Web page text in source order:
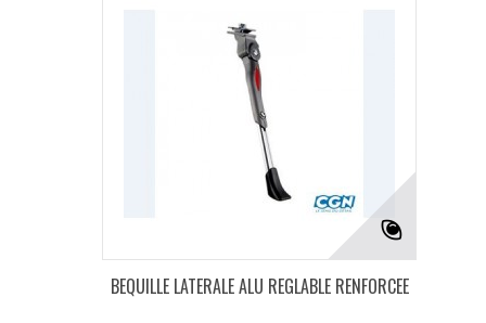
BEQUILLE LATERALE ALU REGLABLE RENFORCEE